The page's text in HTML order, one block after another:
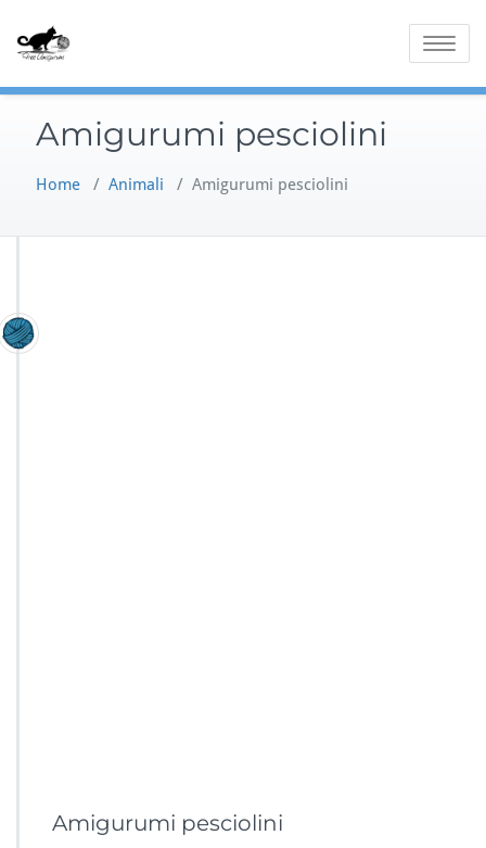
Toggle
Amigurumi pesciolini
Home / Animali / Amigurumi pesciolini
Amigurumi pesciolini